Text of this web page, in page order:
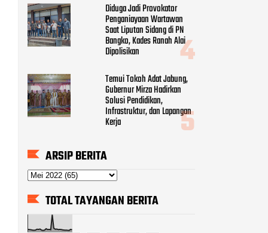
Diduga Jadi Provokator
Penganiayaan Wartawan
Saat Liputan Sidang di PN
Bangko, Kades Ranah Alai
Dipolisikan
Temui Tokoh Adat Jabung,
Gubernur Mirza Hadirkan
Solusi Pendidikan,
Infrastruktur, dan Lapangan
Kerja
ARSIP BERITA
TOTAL TAYANGAN BERITA